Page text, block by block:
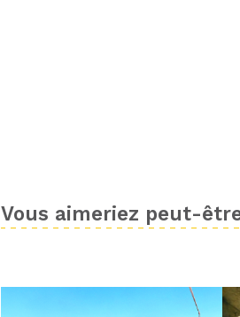
Vous aimeriez peut-